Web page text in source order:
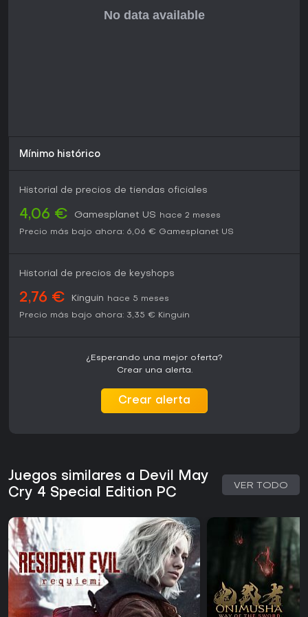
buscan su particular estilo de caza de demonios con
Mínimo histórico
Historial de precios de tiendas oficiales
4,06 € Gamesplanet US
hace 2 meses
Precio más bajo ahora: 6,06 € Gamesplanet US
Historial de precios de keyshops
2,76 € Kinguin
hace 5 meses
Precio más bajo ahora: 3,35 € Kinguin
¿Esperando una mejor oferta?
Crear una alerta.
Crear alerta
Juegos similares a Devil May
Cry 4 Special Edition PC
VER TODO